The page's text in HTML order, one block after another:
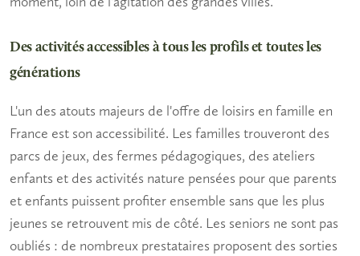
Des activités accessibles à tous les profils et toutes les
générations
L'un des atouts majeurs de l'offre de loisirs en famille en
France est son accessibilité. Les familles trouveront des
parcs de jeux, des fermes pédagogiques, des ateliers
enfants et des activités nature pensées pour que parents
et enfants puissent profiter ensemble sans que les plus
jeunes se retrouvent mis de côté. Les seniors ne sont pas
oubliés : de nombreux prestataires proposent des sorties